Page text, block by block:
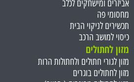
אביזרים ומישחקים לכלב
מחסומי פה
תכשירים לניקוי הבית
כיסוי למושב הרכב
מזון לחתולים
מזון לגורי חתולים ולחתולות הרות
מזון לחתולים בוגרים